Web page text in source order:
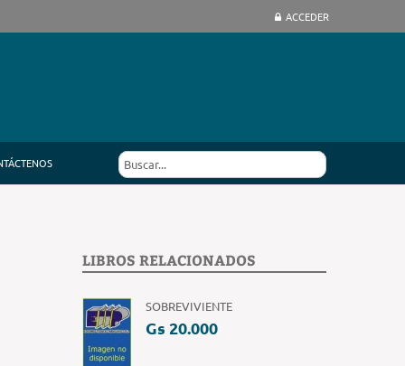
ACCEDER
LIBROS RELACIONADOS
SOBREVIVIENTE
Gs 20.000